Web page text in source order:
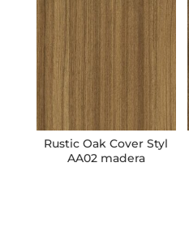
Rustic Oak Cover Styl
AA02 madera